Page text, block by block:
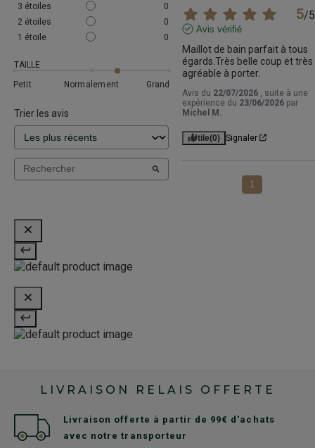
3 étoiles
0
2 étoiles
0
1 étoile 0
TAILLE
Petit
Normalement Grand
Trier les avis
5/5
Avis vérifié
Maillot de bain parfait à tous
égards.Très belle coup et très
agréable à porter.
Avis du 22/07/2026
, suite à une
expérience du 23/06/2026 par
Michel M.
Utile(0) Signaler
1
LIVRAISON RELAIS OFFERTE
Livraison offerte à partir de 99€ d'achats
avec notre transporteur